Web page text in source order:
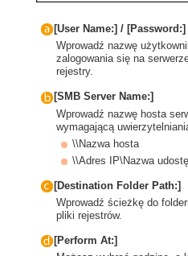
[User Name:] / [Password:]
Wprowadź nazwę
zalogowania się na
rejestry.
[SMB Server Name:]
Wprowadź nazwę hosta
wymagającą
\\Nazwa hosta
\\Adres IP\Nazwa
[Destination Folder Path:]
Wprowadź ścieżkę do
pliki rejestrów.
[Perform At:]